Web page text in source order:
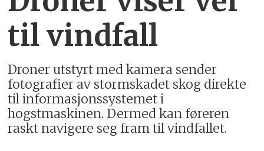
til vindfall
Droner utstyrt med kamera sender
fotografier av stormskadet skog direkte
til informasjonssystemet i
hogstmaskinen. Dermed kan føreren
raskt navigere seg fram til vindfallet.